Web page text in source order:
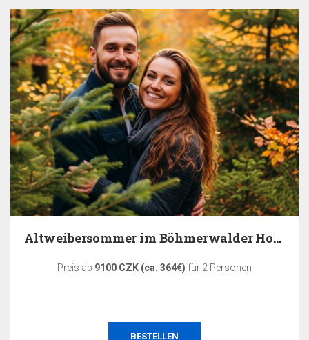
Altweibersommer im Böhmerwalder Hotel Hájenka
Preis ab 9100 CZK (ca. 364€) für 2 Personen
BESTELLEN